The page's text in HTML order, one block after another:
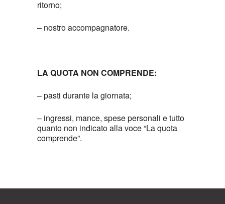
ritorno;
– nostro accompagnatore.
LA QUOTA NON COMPRENDE:
– pasti durante la giornata;
– ingressi, mance, spese personali e tutto
quanto non indicato alla voce “La quota
comprende”.